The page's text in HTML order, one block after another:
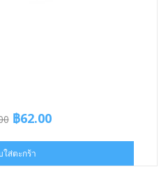
Original
was:
฿62.00Current
ส่ตะกร้า